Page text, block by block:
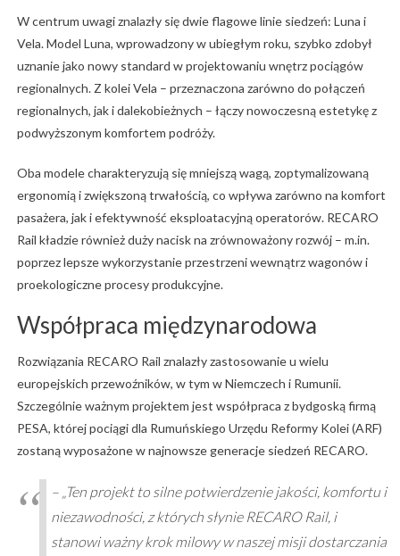
W centrum uwagi znalazły się dwie flagowe linie siedzeń: Luna i
Vela. Model Luna, wprowadzony w ubiegłym roku, szybko zdobył
uznanie jako nowy standard w projektowaniu wnętrz pociągów
regionalnych. Z kolei Vela – przeznaczona zarówno do połączeń
regionalnych, jak i dalekobieżnych – łączy nowoczesną estetykę z
podwyższonym komfortem podróży.
Oba modele charakteryzują się mniejszą wagą, zoptymalizowaną
ergonomią i zwiększoną trwałością, co wpływa zarówno na komfort
pasażera, jak i efektywność eksploatacyjną operatorów. RECARO
Rail kładzie również duży nacisk na zrównoważony rozwój – m.in.
poprzez lepsze wykorzystanie przestrzeni wewnątrz wagonów i
proekologiczne procesy produkcyjne.
Współpraca międzynarodowa
Rozwiązania RECARO Rail znalazły zastosowanie u wielu
europejskich przewoźników, w tym w Niemczech i Rumunii.
Szczególnie ważnym projektem jest współpraca z bydgoską firmą
PESA, której pociągi dla Rumuńskiego Urzędu Reformy Kolei (ARF)
zostaną wyposażone w najnowsze generacje siedzeń RECARO.
– „Ten projekt to silne potwierdzenie jakości, komfortu i
niezawodności, z których słynie RECARO Rail, i
stanowi ważny krok milowy w naszej misji dostarczania